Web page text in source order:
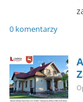
0 komentarzy